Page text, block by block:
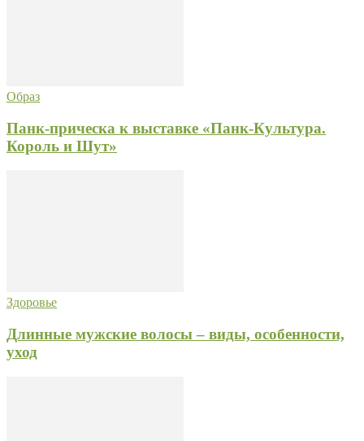
Образ
Панк-прическа к выставке «Панк-Культура.
Король и Шут»
Здоровье
Длинные мужские волосы – виды, особенности,
уход